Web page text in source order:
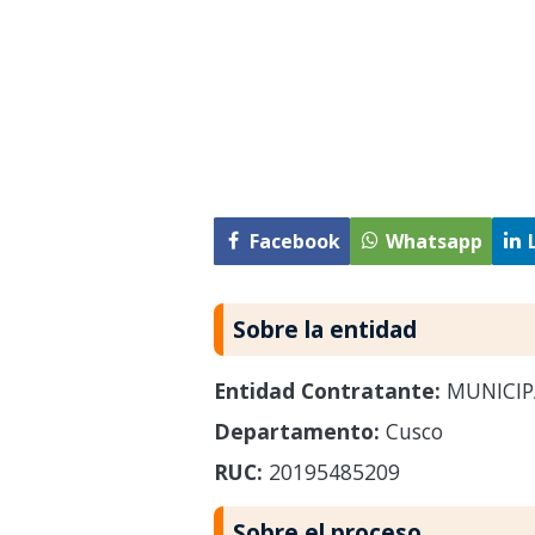
Facebook Whatsapp
Sobre la entidad
Entidad Contratante:
Departamento: Cusco
RUC: 20195485209